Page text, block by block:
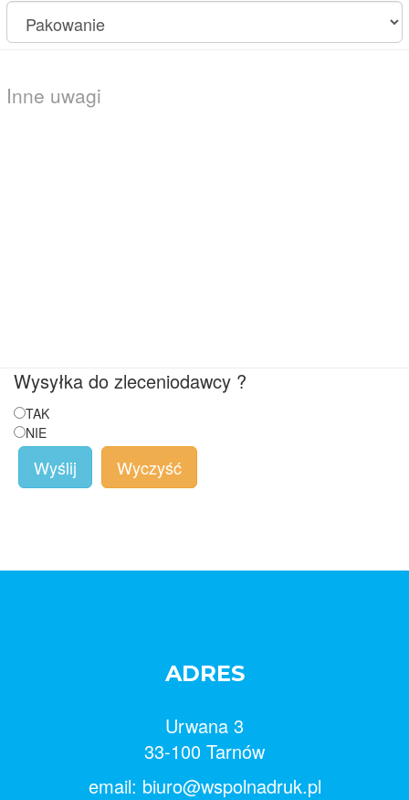
Wysyłka do zleceniodawcy ?
TAK
NIE
Wyślij Wyczyść
ADRES
Urwana 3
33-100 Tarnów
email: biuro@wspolnadruk.pl